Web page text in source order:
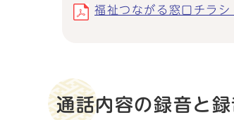
福祉つながる窓口チラ
通話内容の録音と